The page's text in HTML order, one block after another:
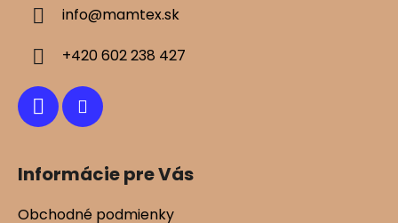
info@mamtex.sk
+420 602 238 427
Informácie pre Vás
Obchodné podmienky